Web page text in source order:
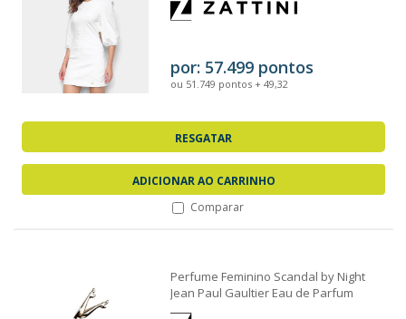
por: 57.499 pontos
ou 51.749 pontos + 49,32
RESGATAR
ADICIONAR AO CARRINHO
Comparar
Perfume Feminino Scandal by Night
Jean Paul Gaultier Eau de Parfum
50ml